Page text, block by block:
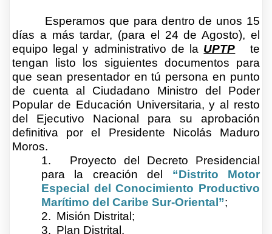
Esperamos que para dentro de unos 15
días a más tardar, (para el 24 de Agosto), el
equipo legaly administrativo de la UPTP te
tengan listo los siguientes documentos para
que sean presentador en tú persona en punto
de cuenta al Ciudadano Ministro del Poder
Popular de Educación Universitaria, y al resto
del Ejecutivo Nacional para su aprobación
definitiva por el Presidente Nicolás Maduro
Moros.
1.
Proyecto del Decreto Presidencial
para la creación del “Distrito Motor
Especial del Conocimiento Productivo
Marítimo del Caribe Sur-Oriental”;
2. Misión Distrital;
3. Plan Distrital.